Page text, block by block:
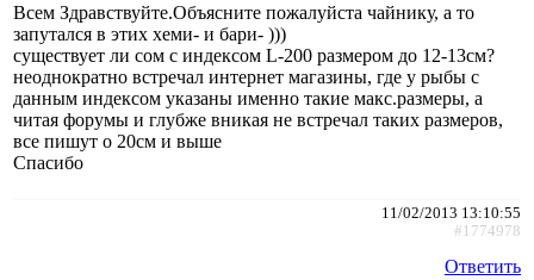
Всем Здравствуйте.Объясните пожалуйста чайнику, а то
запутался в этих хеми- и бари- )))
существует ли сом с индексом L-200 размером до 12-13см?
неоднократно встречал интернет магазины, где у рыбы с
данным индексом указаны именно такие макс.размеры, а
читая форумы и глубже вникая не встречал таких размеров,
все пишут о 20см и выше
Спасибо
11/02/2013 13:10:55
#1774978
Ответить